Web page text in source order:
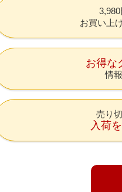
お買い上
お得な
情
売り
入荷